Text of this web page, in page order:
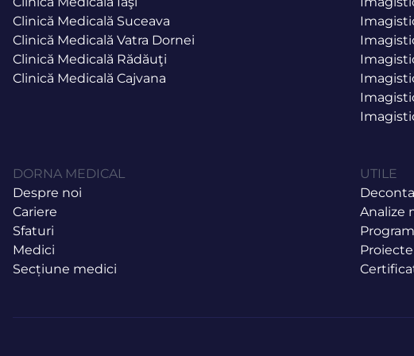
Clinică Medicală Suceava
Clinică Medicală Vatra Dornei
Clinică Medicală Rădăuţi
Clinică Medicală Cajvana
DORNA MEDICAL
Despre noi
Cariere
Sfaturi
Medici
Secțiune medici
UTILE
Analize